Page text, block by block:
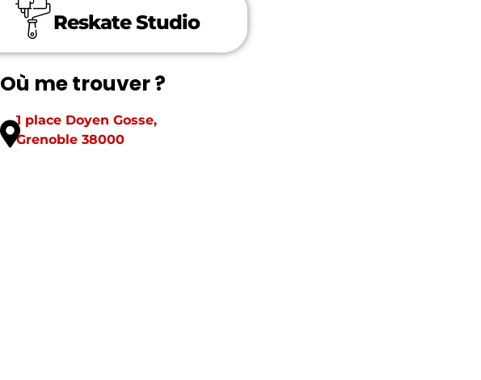
Reskate Studio
Où me trouver ?
1 place Doyen Gosse,
Grenoble 38000